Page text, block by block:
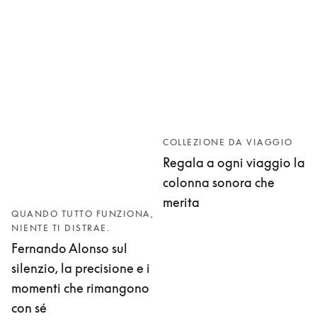
QUANDO TUTTO FUNZIONA,
NIENTE TI DISTRAE.
Fernando Alonso sul
silenzio, la precisione e i
momenti che rimangono
con sé
COLLEZIONE DA VIAGGIO
Regala a ogni viaggio la
colonna sonora che
merita